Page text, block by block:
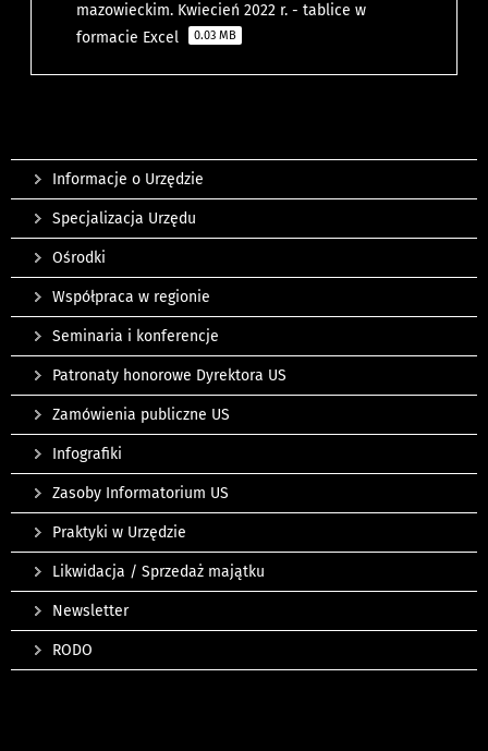
mazowieckim. Kwiecień 2022 r. - tablice w
formacie Excel
0.03 MB
Informacje o Urzędzie
Specjalizacja Urzędu
Ośrodki
Współpraca w regionie
Seminaria i konferencje
Patronaty honorowe Dyrektora US
Zamówienia publiczne US
Infografiki
Zasoby Informatorium US
Praktyki w Urzędzie
Likwidacja / Sprzedaż majątku
Newsletter
RODO